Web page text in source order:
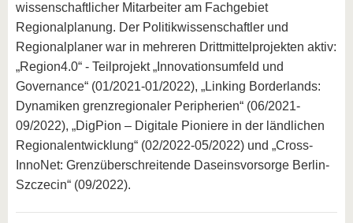
wissenschaftlicher Mitarbeiter am Fachgebiet
Regionalplanung. Der Politikwissenschaftler und
Regionalplaner war in mehreren Drittmittelprojekten aktiv:
„Region4.0“ - Teilprojekt „Innovationsumfeld und
Governance“ (01/2021-01/2022), „Linking Borderlands:
Dynamiken grenzregionaler Peripherien“ (06/2021-
09/2022), „DigPion – Digitale Pioniere in der ländlichen
Regionalentwicklung“ (02/2022-05/2022) und „Cross-
InnoNet: Grenzüberschreitende Daseinsvorsorge Berlin-
Szczecin“ (09/2022).